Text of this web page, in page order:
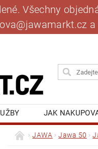
Všechny
JAK
BLOG
JAWA Jawa 50